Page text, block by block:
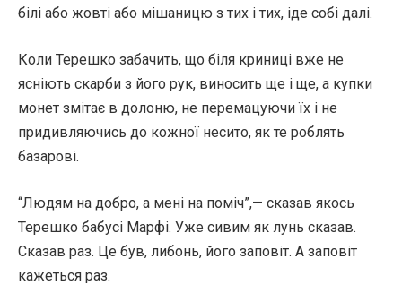
білі або жовті або мішаницю з тих і тих, іде собі далі.
Коли Терешко забачить, що біля криниці вже не
ясніють скарби з його рук, виносить ще і ще, а купки
монет змітає в долоню, не перемацуючи їх і не
придивляючись до кожної несито, як те роблять
базарові.
“Людям на добро, а мені на поміч”,— сказав якось
Терешко бабусі Марфі. Уже сивим як лунь сказав.
Сказав раз. Це був, либонь, його заповіт. А заповіт
кажеться раз.